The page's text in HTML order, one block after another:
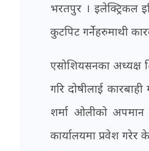
भरतपुर । इलेक्ट्रिकल
कुटपिट गर्नेहरुमाथी
एसोशियसनका अध्यक्ष
गरि दोषीलाई
शर्मा ओलीको अपमान
कार्यालयमा प्रवेश गरेर